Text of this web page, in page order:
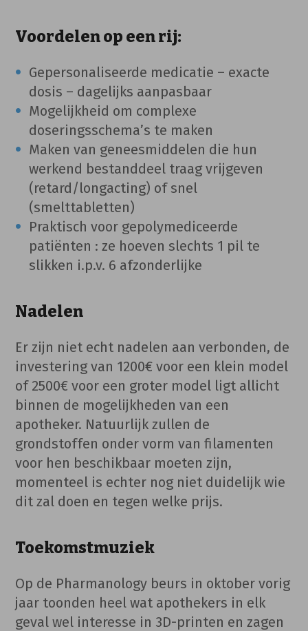
Voordelen op een rij:
Gepersonaliseerde medicatie – exacte
dosis – dagelijks aanpasbaar
Mogelijkheid om complexe
doseringsschema’s te maken
Maken van geneesmiddelen die hun
werkend bestanddeel traag vrijgeven
(retard/longacting) of snel
(smelttabletten)
Praktisch voor gepolymediceerde
patiënten : ze hoeven slechts 1 pil te
slikken i.p.v. 6 afzonderlijke
Nadelen
Er zijn niet echt nadelen aan verbonden, de
investering van 1200€ voor een klein model
of 2500€ voor een groter model ligt allicht
binnen de mogelijkheden van een
apotheker. Natuurlijk zullen de
grondstoffen onder vorm van filamenten
voor hen beschikbaar moeten zijn,
momenteel is echter nog niet duidelijk wie
dit zal doen en tegen welke prijs.
Toekomstmuziek
Op de Pharmanology beurs in oktober vorig
jaar toonden heel wat apothekers in elk
geval wel interesse in 3D-printen en zagen